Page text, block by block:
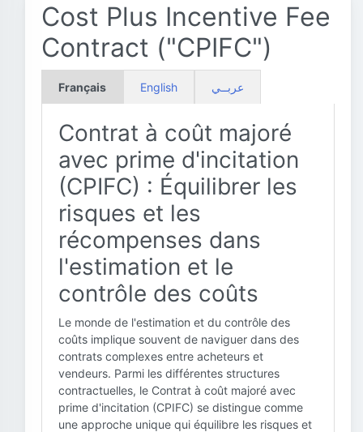
Cost Plus Incentive Fee
Contract ("CPIFC")
Français English عربــي
Contrat à coût majoré
avec prime d'incitation
(CPIFC) : Équilibrer les
risques et les
récompenses dans
l'estimation et le
contrôle des coûts
Le monde de l'estimation et du contrôle des
coûts implique souvent de naviguer dans des
contrats complexes entre acheteurs et
vendeurs. Parmi les différentes structures
contractuelles, le Contrat à coût majoré avec
prime d'incitation (CPIFC) se distingue comme
une approche unique qui équilibre les risques et